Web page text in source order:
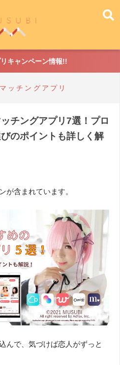
キャンペーン情報!!
マッチングアプリ
チングアプリ7選！プロ
のポイントも詳しく解
が含まれています。
んで、気づけば恋人がずっと